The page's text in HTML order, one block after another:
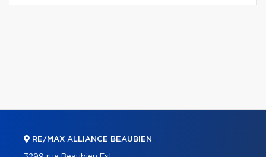
RE/MAX ALLIANCE BEAUBIEN